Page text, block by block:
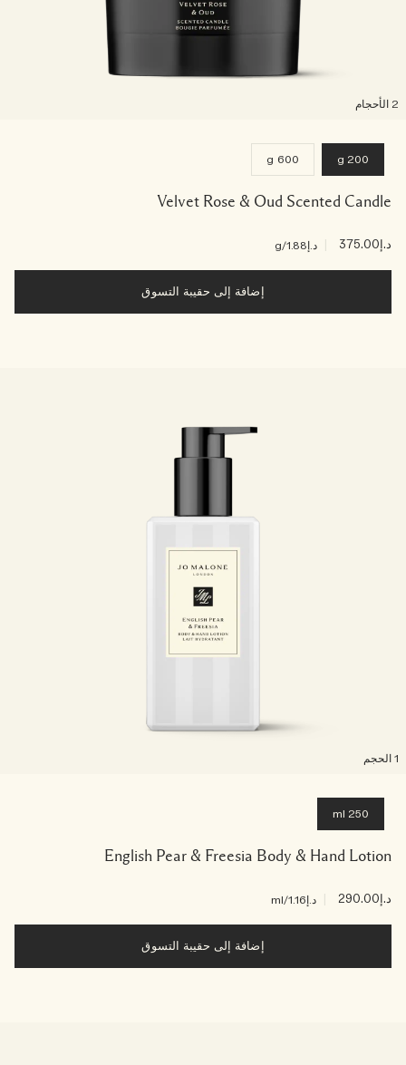
200 g
600 g
Velvet Rose & Oud Scented Candle
د.إ375.00 د.إ1.88 /g
إضافة إلى حقيبة التسوق
250 ml
English Pear & Freesia Body & Hand Lotion
د.إ290.00 د.إ1.16 /ml
إضافة إلى حقيبة التسوق